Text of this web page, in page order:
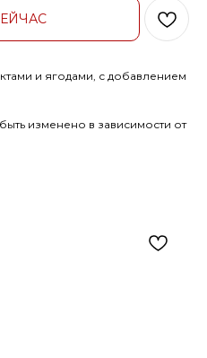
и ягодами, с добавлением
изменено в зависимости от